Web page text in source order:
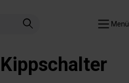
Kippschalter